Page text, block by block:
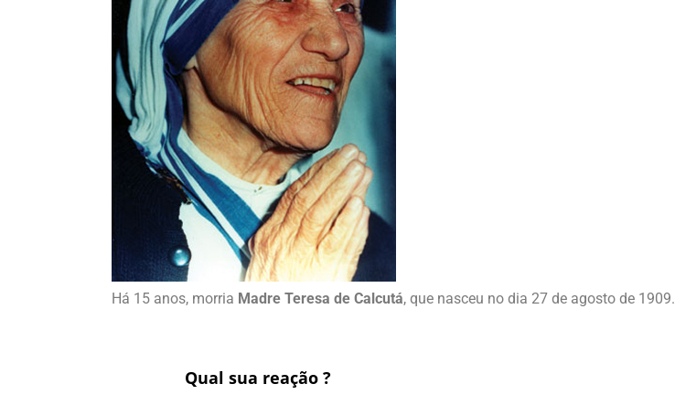
Há 15 anos, morria Madre Teresa de Calcutá, que nasceu no dia 27 de agosto de 1909.
Qual sua reação ?